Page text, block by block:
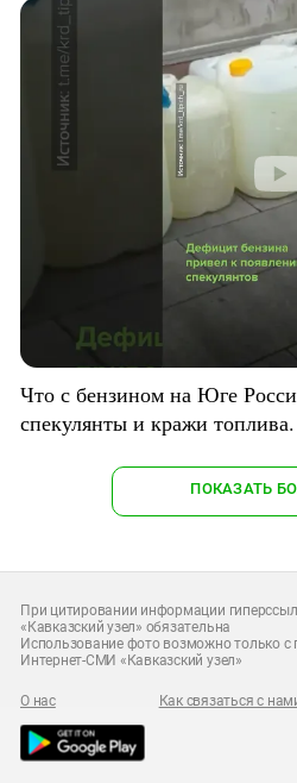
Что с бензином на Юге
спекулянты и кражи топлива.
ПОКАЗАТЬ
При цитировании информации
«Кавказский узел» обязательна
Использование фото возможно только с
Интернет-СМИ «Кавказский узел»
О нас Как связаться с